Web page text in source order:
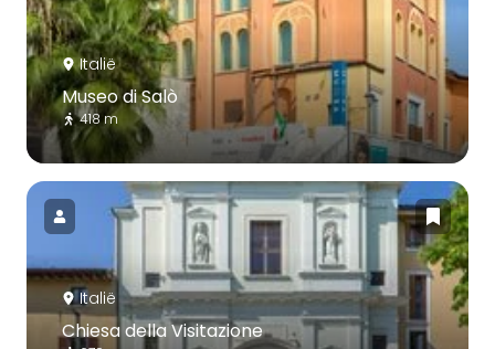
Italië
Museo di Salò
418 m
Italië
Chiesa della Visitazione